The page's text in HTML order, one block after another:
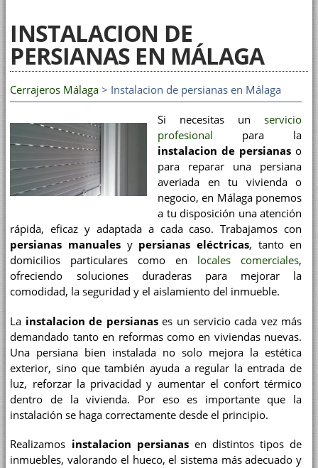
INSTALACION DE
PERSIANAS EN MÁLAGA
Cerrajeros Málaga > Instalacion de persianas en Málaga
Si necesitas unservicio
profesional
para la
instalacion de persianas o
para reparar una persiana
averiada en tu vivienda o
negocio, en Málaga ponemos
a tu disposición una atención
rápida, eficaz y adaptada a cada caso. Trabajamos con
persianas manuales y persianas eléctricas, tanto en
domicilios particulares como en
locales comerciales,
ofreciendo soluciones duraderas para mejorar la
comodidad, la seguridad y el aislamiento del inmueble.
La instalacion de persianases un servicio cada vez más
demandado tanto en reformas como en viviendas nuevas.
Una persiana bien instalada no solo mejora la estética
exterior, sino que también ayuda a regular la entrada de
luz, reforzar la privacidad y aumentar el confort térmico
dentro de la vivienda. Por eso es importante que la
instalación se haga correctamente desde el principio.
Realizamos instalacion persianasen distintos tipos de
inmuebles, valorando el hueco, el sistema más adecuado y